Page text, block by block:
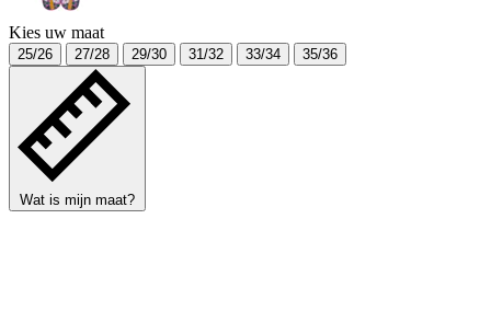
Kies uw maat
25/26 27/28 29/30 31/32 33/34 35/36
Wat is mijn maat?